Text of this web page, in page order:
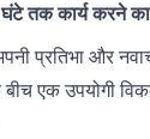
तक कार्य करने का
प्रतिभा और
एक उपयोगी